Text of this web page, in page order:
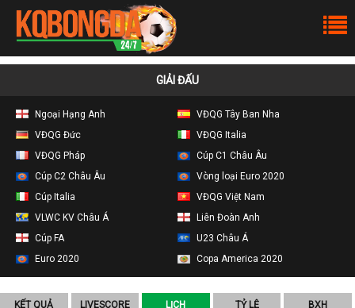
GIẢI ĐẤU
Ngoại Hạng Anh
VĐQG Tây Ban Nha
VĐQG Đức
VĐQG Italia
VĐQG Pháp
Cúp C1 Châu Âu
Cúp C2 Châu Âu
Vòng loại Euro 2020
Cúp Italia
VĐQG Việt Nam
VLWC KV Châu Á
Liên Đoàn Anh
Cúp FA
U23 Châu Á
Euro 2020
Copa America 2020
KẾT QUẢ LIVESCORE LỊCH TỶ LỆ BXH